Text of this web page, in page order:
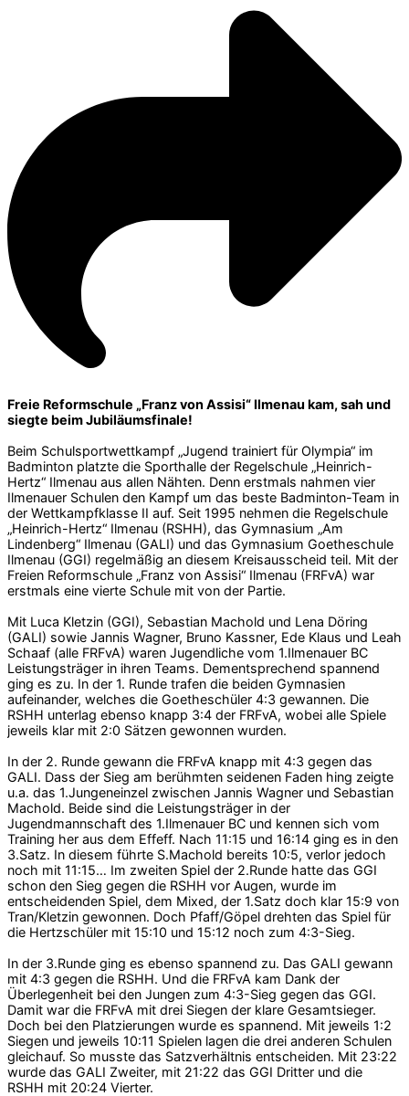
Freie Reformschule „Franz von Assisi“ Ilmenau kam, sah und
siegte beim Jubiläumsfinale!
Beim Schulsportwettkampf „Jugend trainiert für Olympia“ im
Badminton platzte die Sporthalle der Regelschule „Heinrich-
Hertz“ Ilmenau aus allen Nähten. Denn erstmals nahmen vier
Ilmenauer Schulen den Kampf um das beste Badminton-Team in
der Wettkampfklasse II auf. Seit 1995 nehmen die Regelschule
„Heinrich-Hertz“ Ilmenau (RSHH), das Gymnasium „Am
Lindenberg“ Ilmenau (GALI) und das Gymnasium Goetheschule
Ilmenau (GGI) regelmäßig an diesem Kreisausscheid teil. Mit der
Freien Reformschule „Franz von Assisi“ Ilmenau (FRFvA) war
erstmals eine vierte Schule mit von der Partie.
Mit Luca Kletzin (GGI), Sebastian Machold und Lena Döring
(GALI) sowie Jannis Wagner, Bruno Kassner, Ede Klaus und Leah
Schaaf (alle FRFvA) waren Jugendliche vom 1.Ilmenauer BC
Leistungsträger in ihren Teams. Dementsprechend spannend
ging es zu. In der 1. Runde trafen die beiden Gymnasien
aufeinander, welches die Goetheschüler 4:3 gewannen. Die
RSHH unterlag ebenso knapp 3:4 der FRFvA, wobei alle Spiele
jeweils klar mit 2:0 Sätzen gewonnen wurden.
In der 2. Runde gewann die FRFvA knapp mit 4:3 gegen das
GALI. Dass der Sieg am berühmten seidenen Faden hing zeigte
u.a. das 1.Jungeneinzel zwischen Jannis Wagner und Sebastian
Machold. Beide sind die Leistungsträger in der
Jugendmannschaft des 1.Ilmenauer BC und kennen sich vom
Training her aus dem Effeff. Nach 11:15 und 16:14 ging es in den
3.Satz. In diesem führte S.Machold bereits 10:5, verlor jedoch
noch mit 11:15… Im zweiten Spiel der 2.Runde hatte das GGI
schon den Sieg gegen die RSHH vor Augen, wurde im
entscheidenden Spiel, dem Mixed, der 1.Satz doch klar 15:9 von
Tran/Kletzin gewonnen. Doch Pfaff/Göpel drehten das Spiel für
die Hertzschüler mit 15:10 und 15:12 noch zum 4:3-Sieg.
In der 3.Runde ging es ebenso spannend zu. Das GALI gewann
mit 4:3 gegen die RSHH. Und die FRFvA kam Dank der
Überlegenheit bei den Jungen zum 4:3-Sieg gegen das GGI.
Damit war die FRFvA mit drei Siegen der klare Gesamtsieger.
Doch bei den Platzierungen wurde es spannend. Mit jeweils 1:2
Siegen und jeweils 10:11 Spielen lagen die drei anderen Schulen
gleichauf. So musste das Satzverhältnis entscheiden. Mit 23:22
wurde das GALI Zweiter, mit 21:22 das GGI Dritter und die
RSHH mit 20:24 Vierter.